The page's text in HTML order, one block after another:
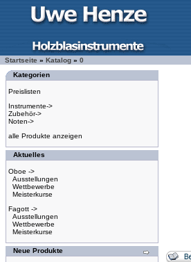
Startseite » Katalog » 0
Kategorien
Preislisten
Instrumente->
Zubehör->
Noten->
alle Produkte anzeigen
Aktuelles
Oboe ->
Ausstellungen
Wettbewerbe
Meisterkurse
Fagott ->
Ausstellungen
Wettbewerbe
Meisterkurse
Neue Produkte